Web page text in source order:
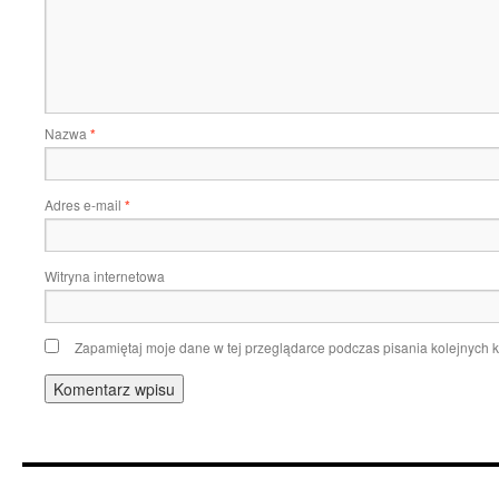
Nazwa *
Adres e-mail *
Witryna internetowa
Zapamiętaj moje dane w tej przeglądarce podczas pisania kolejnych